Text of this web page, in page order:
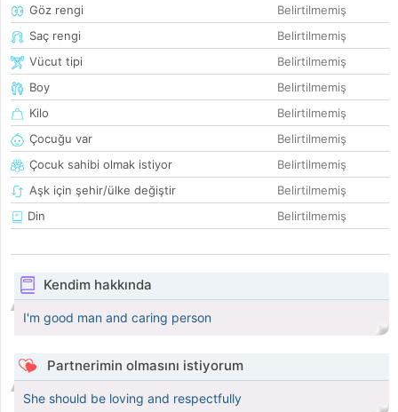
Göz rengi
Belirtilmemiş
Saç rengi
Belirtilmemiş
Vücut tipi
Belirtilmemiş
Boy
Belirtilmemiş
Kilo
Belirtilmemiş
Çocuğu var
Belirtilmemiş
Çocuk sahibi olmak istiyor
Belirtilmemiş
Aşk için şehir/ülke değiştir
Belirtilmemiş
Din
Belirtilmemiş
Kendim hakkında
I'm good man and caring person
Partnerimin olmasını istiyorum
She should be loving and respectfully